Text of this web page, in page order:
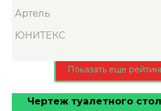
Артель
ЮНИТЕКС
Показать еще
Чертеж туалетного